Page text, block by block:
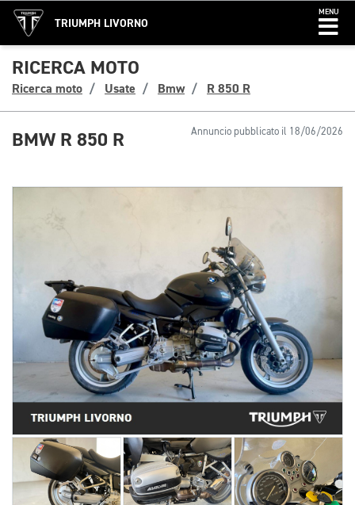
TRIUMPH LIVORNO
MENU
RICERCA MOTO
Ricerca moto Usate Bmw R 850 R
Annuncio pubblicato il 18/06/2026
BMW R 850 R